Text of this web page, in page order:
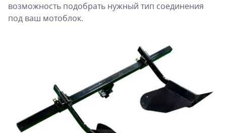
возможность подобрать нужный тип соединения
под ваш мотоблок.